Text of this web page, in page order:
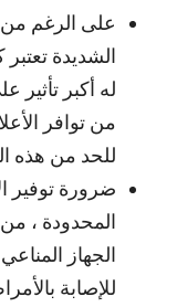
على الرغم من
الشديدة تعتبر
له أكبر تأثير
من توافر
للحد من هذه
ضرورة توفير
المحدودة ،
الجهاز
للإصابة